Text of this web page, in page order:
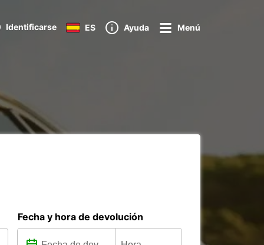
Identificarse ES Ayuda Menú
Fecha y hora de devolución